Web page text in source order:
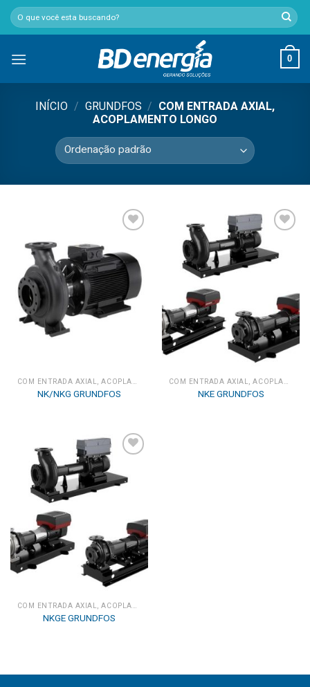
SkipPesquisar
por:
0
INÍCIO / GRUNDFOS / COM ENTRADA AXIAL,
ACOPLAMENTO LONGO
Add to
wishlist
COM ENTRADA AXIAL, ACOPLAMENTO LONGO
NK/NKG GRUNDFOS
Add to
COM ENTRADA AXIAL, ACOPLAMENTO LONGO
NKE GRUNDFOS
Add to
COM ENTRADA AXIAL, ACOPLAMENTO LONGO
NKGE GRUNDFOS